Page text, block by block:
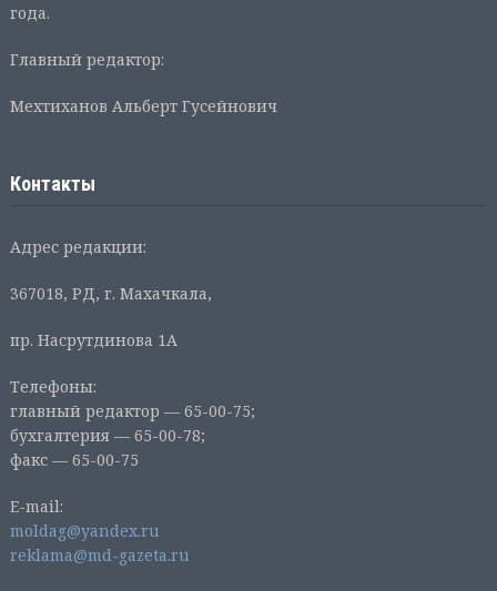
года.
Главный редактор:
Мехтиханов Альберт Гусейнович
Контакты
Адрес редакции:
367018, РД, г. Махачкала,
пр. Насрутдинова 1А
Телефоны:
главный редактор — 65-00-75;
бухгалтерия — 65-00-78;
факс — 65-00-75
E-mail:
moldag@yandex.ru
reklama@md-gazeta.ru